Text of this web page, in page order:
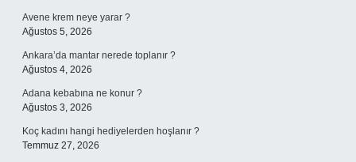
Avene krem neye yarar ?
Ağustos 5, 2026
Ankara’da mantar nerede toplanır ?
Ağustos 4, 2026
Adana kebabına ne konur ?
Ağustos 3, 2026
Koç kadını hangi hediyelerden hoşlanır ?
Temmuz 27, 2026